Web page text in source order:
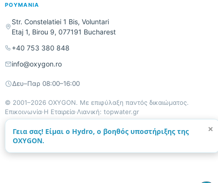
ΡΟΥΜΑΝΊΑ
Str. Constelatiei 1 Bis, Voluntari
Etaj 1, Birou 9, 077191 Bucharest
+40 753 380 848
info@oxygon.ro
Δευ–Παρ 08:00–16:00
© 2001–2026 OXYGON. Με επιφύλαξη παντός δικαιώματος.
Επικοινωνία·Η Εταιρεία·Λιανική: topwater.gr
×
Γεια σας! Είμαι ο Hydro, ο βοηθός υποστήριξης της
OXYGON.